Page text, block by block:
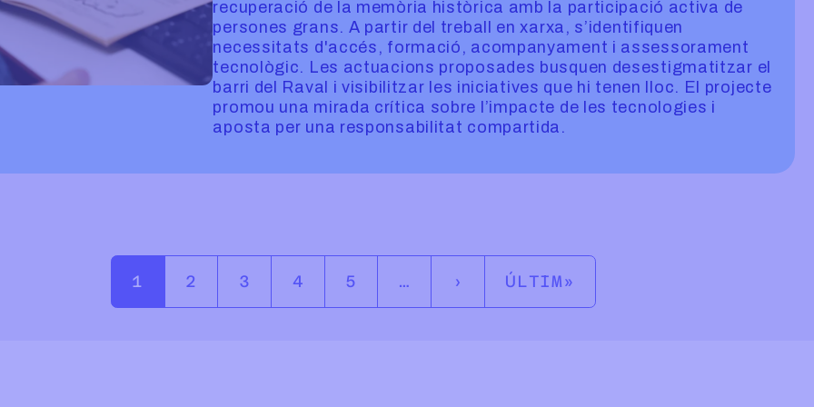
recuperació de la memòria històrica amb la participació activa de
persones grans. A partir del treball en xarxa, s’identifiquen
necessitats d'accés, formació, acompanyament i assessorament
tecnològic. Les actuacions proposades busquen desestigmatitzar el
barri del Raval i visibilitzar les iniciatives que hi tenen lloc. El projecte
promou una mirada crítica sobre l’impacte de les tecnologies i
aposta per una responsabilitat compartida.
1 2 3 4 5 … NEXT PAGE
› LAST PAGE
ÚLTIM»